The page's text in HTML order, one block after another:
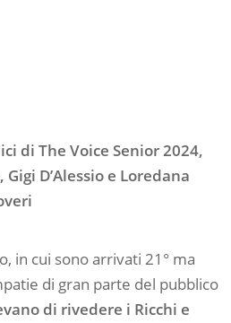
di The Voice Senior 2024,
D’Alessio e Loredana
in cui sono arrivati 21° ma
di gran parte del pubblico
di rivedere i Ricchi e